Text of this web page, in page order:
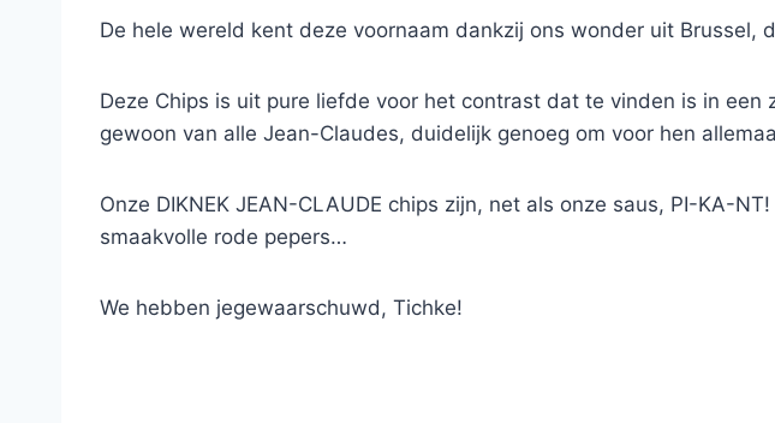
De hele wereld kent deze voornaam dankzij ons wonder uit Brussel,
Deze Chips is uit pure liefde voor het contrast dat te vinden is in
gewoon van alle Jean-Claudes, duidelijk genoeg om voor hen
Onze DIKNEK JEAN-CLAUDE chips zijn, net als onze saus, PI-KA-
smaakvolle rode pepers…
We hebben jegewaarschuwd, Tichke!